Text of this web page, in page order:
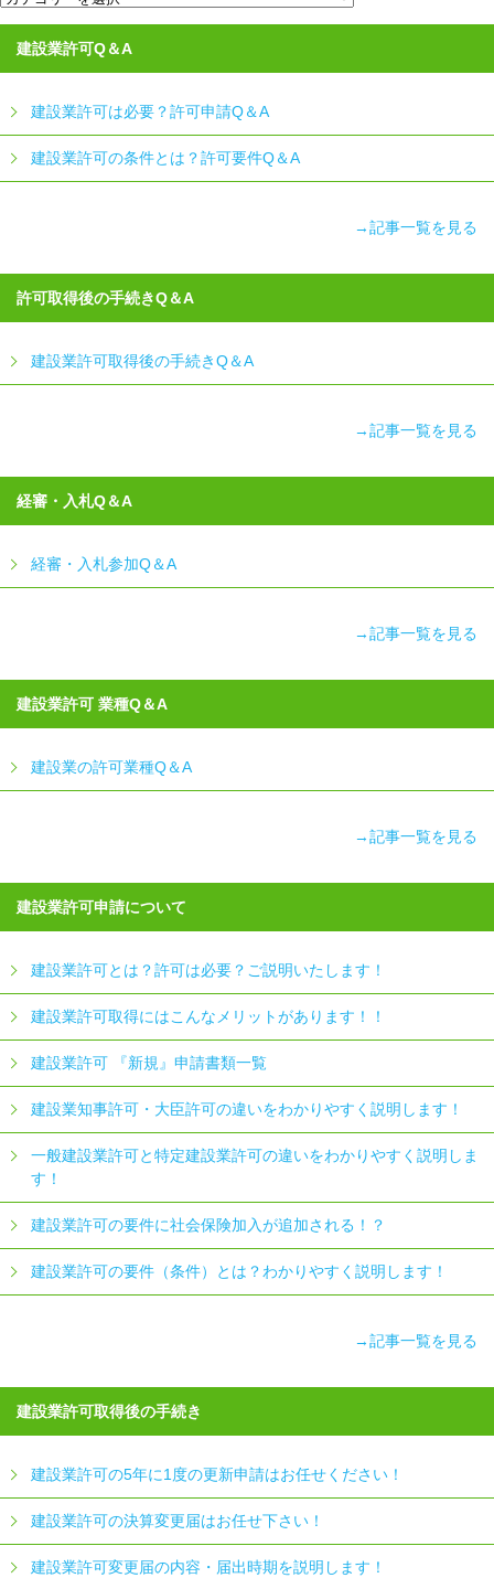
テ
ゴ
一
建設業許可Q＆A
建設業許可は必要？許可申請Q＆A
建設業許可の条件とは？許可要件Q＆A
→記事一覧を見る
許可取得後の手続きQ＆A
建設業許可取得後の手続きQ＆A
→記事一覧を見る
経審・入札Q＆A
経審・入札参加Q＆A
→記事一覧を見る
建設業許可 業種Q＆A
建設業の許可業種Q＆A
→記事一覧を見る
建設業許可申請について
建設業許可とは？許可は必要？ご説明いたします！
建設業許可取得にはこんなメリットがあります！！
建設業許可 『新規』申請書類一覧
建設業知事許可・大臣許可の違いをわかりやすく説明します！
一般建設業許可と特定建設業許可の違いをわかりやすく説明しま
す！
建設業許可の要件に社会保険加入が追加される！？
建設業許可の要件（条件）とは？わかりやすく説明します！
→記事一覧を見る
建設業許可取得後の手続き
建設業許可の5年に1度の更新申請はお任せください！
建設業許可の決算変更届はお任せ下さい！
建設業許可変更届の内容・届出時期を説明します！